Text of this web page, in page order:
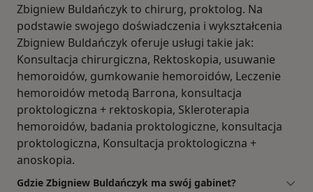
Zbigniew Buldańczyk to chirurg, proktolog. Na
podstawie swojego doświadczenia i wykształcenia
Zbigniew Buldańczyk oferuje usługi takie jak:
Konsultacja chirurgiczna, Rektoskopia, usuwanie
hemoroidów, gumkowanie hemoroidów, Leczenie
hemoroidów metodą Barrona, konsultacja
proktologiczna + rektoskopia, Skleroterapia
hemoroidów, badania proktologiczne, konsultacja
proktologiczna, Konsultacja proktologiczna +
anoskopia.
Gdzie Zbigniew Buldańczyk ma swój gabinet?